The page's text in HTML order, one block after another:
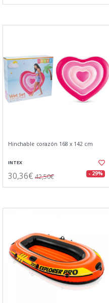
Hinchable corazón 168 x 142 cm
INTEX
30,36€ 42,50€ - 29%